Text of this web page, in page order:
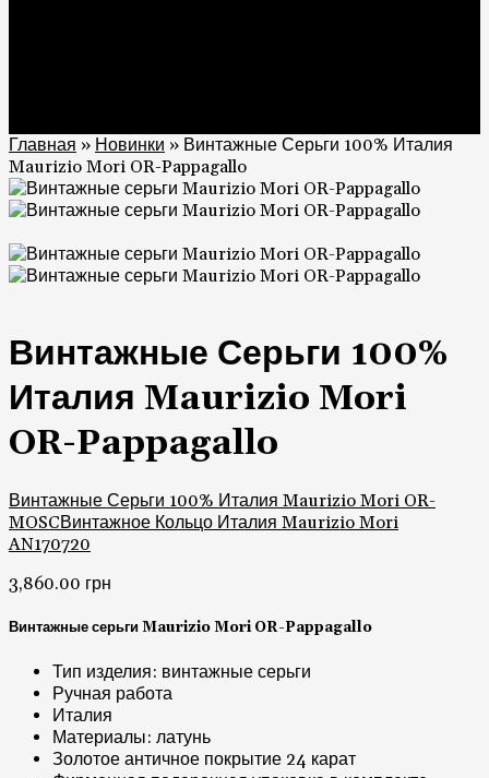
Главная » Новинки » Винтажные Серьги 100% Италия
Maurizio Mori OR-Pappagallo
Винтажные Серьги 100%
Италия Maurizio Mori
OR-Pappagallo
Винтажные Серьги 100% Италия Maurizio Mori OR-
MOSCВинтажное Кольцо Италия Maurizio Mori
AN170720
3,860.00 грн
Винтажные серьги Maurizio Mori OR-Pappagallo
Тип изделия: винтажные серьги
Ручная работа
Италия
Материалы: латунь
Золотое античное покрытие 24 карат